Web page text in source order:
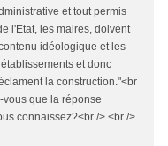
et tout permis
l'Etat, les maires, doivent
idéologique et les
et donc
la construction."<br
vous que la réponse
connaissez?<br /> <br />